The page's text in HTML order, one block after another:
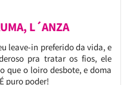
L´ANZA
leave-in preferido da vida, e
pra tratar os fios, ele
que o loiro desbote, e doma
puro poder!